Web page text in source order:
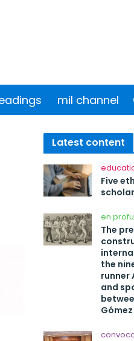
mil channel
Latest content
Five
en
The
the
runner
and